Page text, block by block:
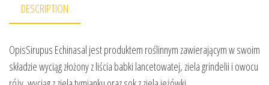
DESCRIPTION
OpisSirupus Echinasal jest produktem roślinnym zawierającym w swoim
składzie wyciąg złożony z liścia babki lancetowatej, ziela grindelii i owocu